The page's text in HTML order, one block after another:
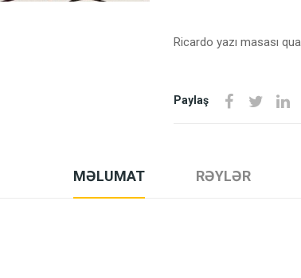
Ricardo yazı masası
Paylaş
MƏLUMAT RƏYLƏR